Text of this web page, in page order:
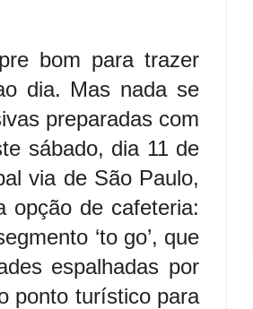
bom para trazer
dia. Mas nada se
preparadas com
sábado, dia 11 de
via de São Paulo,
opção de cafeteria:
‘to go’, que
espalhadas por
ponto turístico para